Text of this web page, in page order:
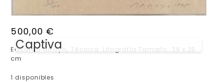
Captiva
500,00 €
Eduardo Arroyo, Técnica: Litografía Tamaño: 39 x 39
cm
1 disponibles